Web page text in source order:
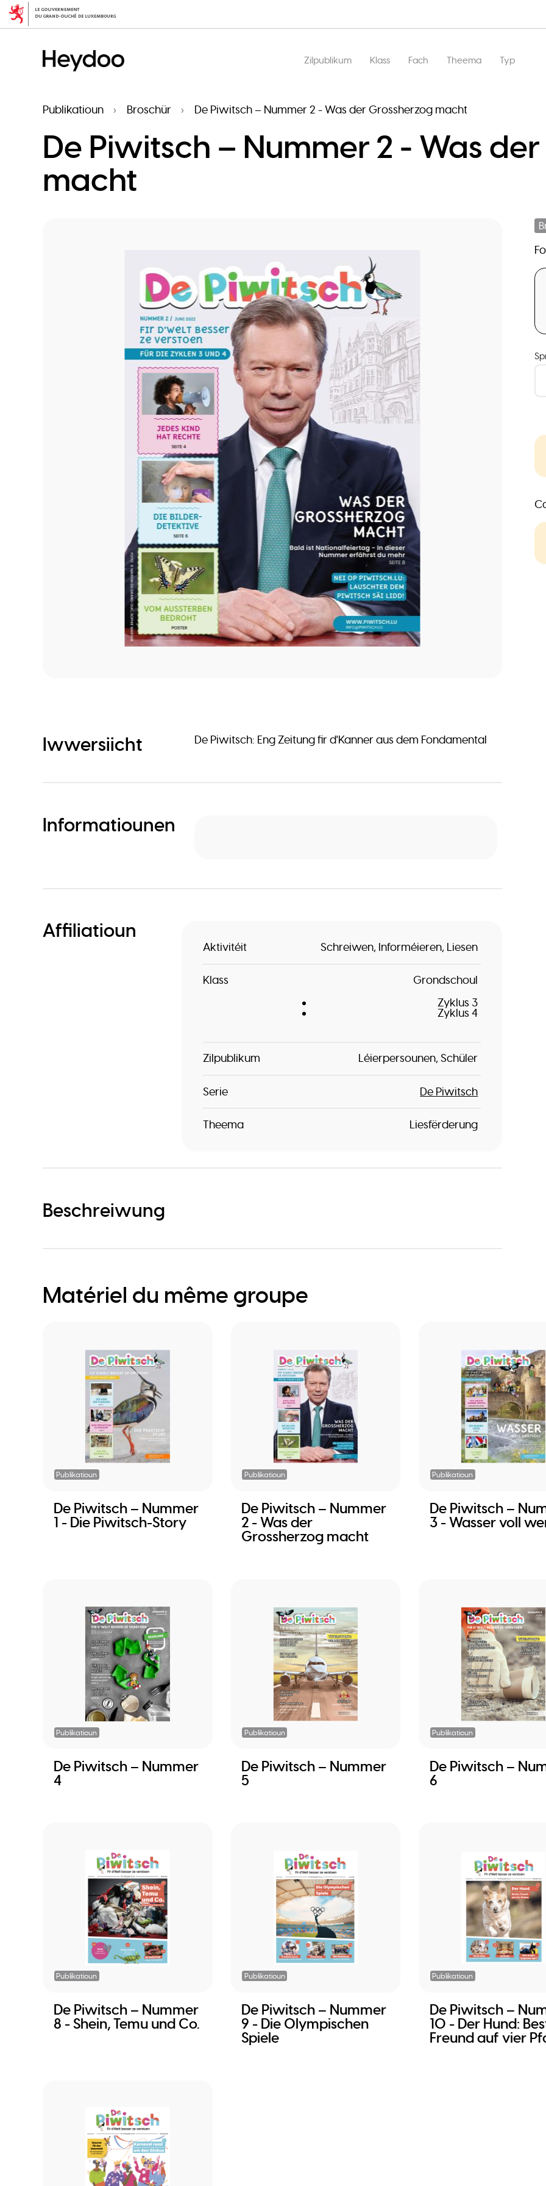
Main
Zilpublikum Klass Fach Theema Typ
Publikatioun Broschür De Piwitsch – Nummer 2 - Was der Grossherzog macht
De Piwitsch – Nummer 2 - Was
macht
Iwwersiicht De Piwitsch: Eng Zeitung fir d'Kanner aus dem Fondamental
Informatiounen
Affiliatioun
Aktivitéit Schreiwen Informéieren Liesen
Klass
Grondschoul
Zyklus 3
Zyklus 4
Zilpublikum Léierpersounen Schüler
Serie De Piwitsch
Theema Liesfërderung
Beschreiwung
Matériel du même groupe
Publikatioun
De Piwitsch – Nummer
1 - Die Piwitsch-Story
Publikatioun
De Piwitsch – Nummer
2 - Was der
Grossherzog macht
Publikatioun
De Piwitsch –
3 - Wasser voll
Publikatioun
De Piwitsch – Nummer
4
Publikatioun
De Piwitsch – Nummer
5
Publikatioun
De Piwitsch –
6
Publikatioun
De Piwitsch – Nummer
8 - Shein, Temu und Co.
Publikatioun
De Piwitsch – Nummer
9 - Die Olympischen
Spiele
Publikatioun
De Piwitsch –
10 - Der Hund:
Freund auf vier